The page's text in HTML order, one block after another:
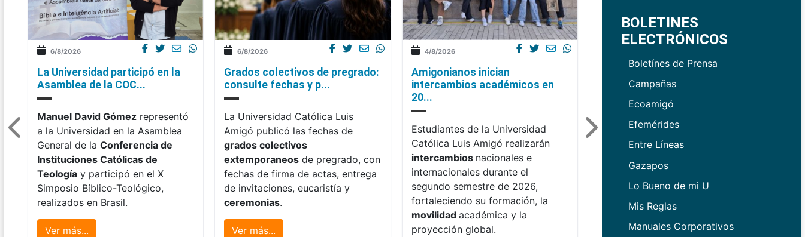
6/8/2026
La Universidad participó en la
Asamblea de la COC...
Manuel David Gómez representó
a la Universidad en la Asamblea
General de la Conferencia de
Instituciones Católicas de
Teología y participó en el X
Simposio Bíblico-Teológico,
realizados en Brasil.
Ver más...
6/8/2026
Grados colectivos de pregrado:
consulte fechas y p...
La Universidad Católica Luis
Amigó publicó las fechas de
grados colectivos
extemporaneos de pregrado, con
fechas de firma de actas, entrega
de invitaciones, eucaristía y
ceremonias.
Ver más...
4/8/2026
Amigonianos inician
intercambios académicos en
20...
Estudiantes de la Universidad
Católica Luis Amigó realizarán
intercambios nacionales e
internacionales durante el
segundo semestre de 2026,
fortaleciendo su formación, la
movilidad académica y la
proyección global.
BOLETINES
ELECTRÓNICOS
Boletínes de Prensa
Campañas
Ecoamigó
Efemérides
Entre Líneas
Gazapos
Lo Bueno de mi U
Mis Reglas
Manuales Corporativos